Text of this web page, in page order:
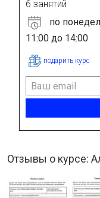
6 занятий
по
11:00 до 14:00
подарить курс
Отзывы о курсе: